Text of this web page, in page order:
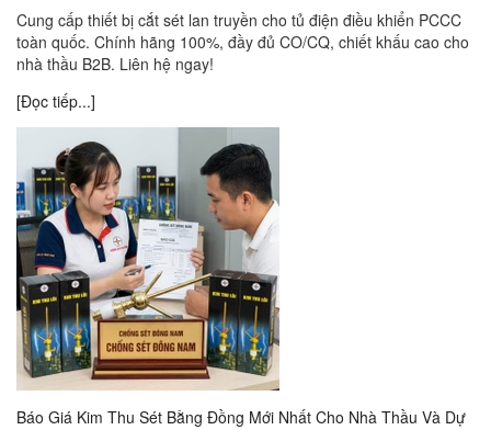
Cung cấp thiết bị cắt sét lan truyền cho tủ điện điều khiển PCCC
toàn quốc. Chính hãng 100%, đầy đủ CO/CQ, chiết khấu cao cho
nhà thầu B2B. Liên hệ ngay!
[Đọc tiếp...]
Báo Giá Kim Thu Sét Bằng Đồng Mới Nhất Cho Nhà Thầu Và Dự